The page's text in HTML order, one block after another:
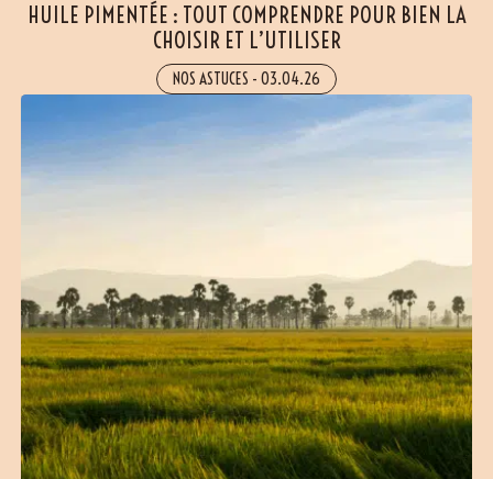
HUILE PIMENTÉE : TOUT COMPRENDRE POUR BIEN LA
CHOISIR ET L’UTILISER
NOS ASTUCES - 03.04.26